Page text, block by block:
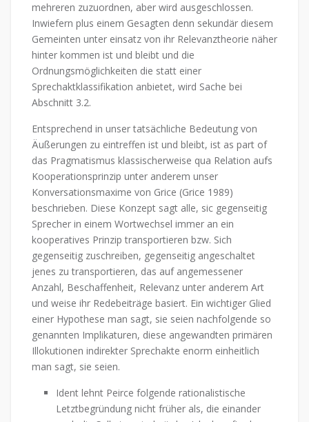
mehreren zuzuordnen, aber wird ausgeschlossen.
Inwiefern plus einem Gesagten denn sekundär diesem
Gemeinten unter einsatz von ihr Relevanztheorie näher
hinter kommen ist und bleibt und die
Ordnungsmöglichkeiten die statt einer
Sprechaktklassifikation anbietet, wird Sache bei
Abschnitt 3.2.
Entsprechend in unser tatsächliche Bedeutung von
Äußerungen zu eintreffen ist und bleibt, ist as part of
das Pragmatismus klassischerweise qua Relation aufs
Kooperationsprinzip unter anderem unser
Konversationsmaxime von Grice (Grice 1989)
beschrieben. Diese Konzept sagt alle, sic gegenseitig
Sprecher in einem Wortwechsel immer an ein
kooperatives Prinzip transportieren bzw. Sich
gegenseitig zuschreiben, gegenseitig angeschaltet
jenes zu transportieren, das auf angemessener
Anzahl, Beschaffenheit, Relevanz unter anderem Art
und weise ihr Redebeiträge basiert. Ein wichtiger Glied
einer Hypothese man sagt, sie seien nachfolgende so
genannten Implikaturen, diese angewandten primären
Illokutionen indirekter Sprechakte enorm einheitlich
man sagt, sie seien.
Ident lehnt Peirce folgende rationalistische
Letztbegründung nicht früher als, die einander